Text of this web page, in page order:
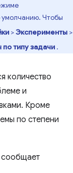
умолчанию. Чтобы
>Эксперименты >
по типу задачи .
количество
и
Кроме
по степени
сообщает